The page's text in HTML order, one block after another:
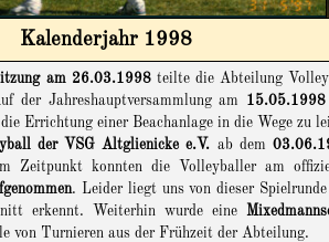
Kalenderjahr 1998
am 26.03.1998teilte die Abteilung
der Jahreshauptversammlung am 15.05.1998
Errichtung einer Beachanlage in die Wege zu
der VSG Altglienicke e.V. ab dem
Zeitpunkt konnten die Volleyballer am
. Leider liegt uns von dieser
erkennt. Weiterhin wurde eine
von Turnieren aus der Frühzeit der Abteilung.